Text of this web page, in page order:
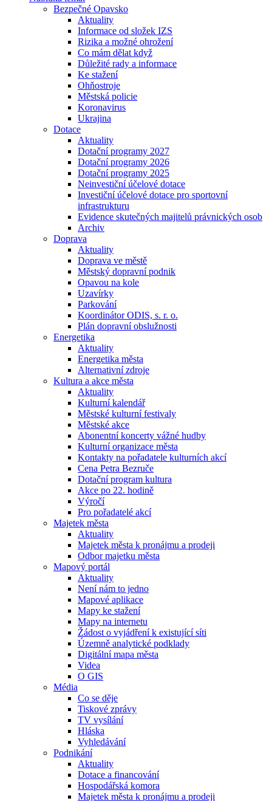
Bezpečné Opavsko
Aktuality
Informace od složek IZS
Rizika a možné ohrožení
Co mám dělat když
Důležité rady a informace
Ke stažení
Ohňostroje
Městská policie
Koronavirus
Ukrajina
Dotace
Aktuality
Dotační programy 2027
Dotační programy 2026
Dotační programy 2025
Neinvestiční účelové dotace
Investiční účelové dotace pro sportovní
infrastrukturu
Evidence skutečných majitelů právnických osob
Archiv
Doprava
Aktuality
Doprava ve městě
Městský dopravní podnik
Opavou na kole
Uzavírky
Parkování
Koordinátor ODIS, s. r. o.
Plán dopravní obslužnosti
Energetika
Aktuality
Energetika města
Alternativní zdroje
Kultura a akce města
Aktuality
Kulturní kalendář
Městské kulturní festivaly
Městské akce
Abonentní koncerty vážné hudby
Kulturní organizace města
Kontakty na pořadatele kulturních akcí
Cena Petra Bezruče
Dotační program kultura
Akce po 22. hodině
Výročí
Pro pořadatelé akcí
Majetek města
Aktuality
Majetek města k pronájmu a prodeji
Odbor majetku města
Mapový portál
Aktuality
Není nám to jedno
Mapové aplikace
Mapy ke stažení
Mapy na internetu
Žádost o vyjádření k existující síti
Územně analytické podklady
Digitální mapa města
Videa
O GIS
Média
Co se děje
Tiskové zprávy
TV vysílání
Hláska
Vyhledávání
Podnikání
Aktuality
Dotace a financování
Hospodářská komora
Majetek města k pronájmu a prodeji